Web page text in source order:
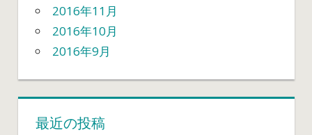
2016年11月
2016年10月
2016年9月
最近の投稿